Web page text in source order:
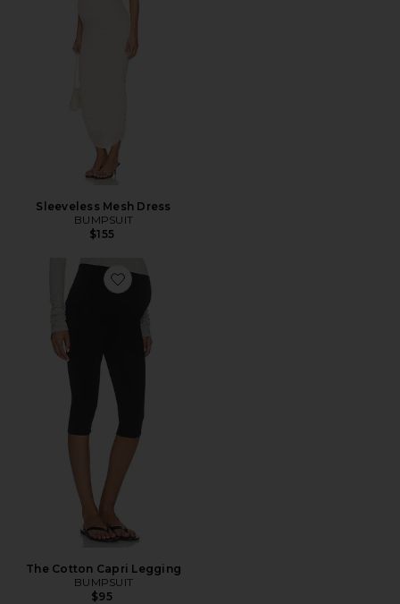
Sleeveless Mesh Dress
BUMPSUIT
$155
Favorite The Cotton Capri Legging
The Cotton Capri Legging
BUMPSUIT
$95